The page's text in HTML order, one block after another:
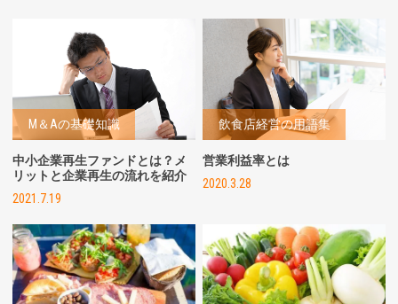
M＆Aの基礎知識
中小企業再生ファンドとは？メ
リットと企業再生の流れを紹介
2021.7.19
飲食店経営の用語集
営業利益率とは
2020.3.28